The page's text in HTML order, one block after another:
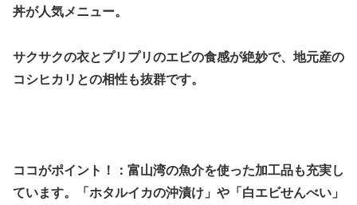
丼が人気メニュー。
サクサクの衣とプリプリのエビの食感が絶妙で、地元産の
コシヒカリとの相性も抜群です。
ココがポイント！：富山湾の魚介を使った加工品も充実し
ています。「ホタルイカの沖漬け」や「白エビせんべい」